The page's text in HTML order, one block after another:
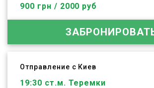
900 грн / 2000 руб
Отправление с Киев
19:30 ст.м. Теремки